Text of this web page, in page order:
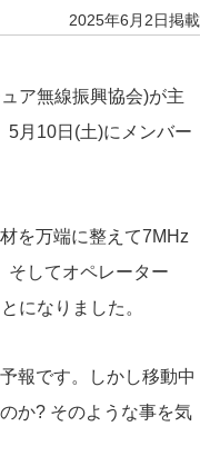
2025年6月2日掲載
ア無線振興協会)が主
5月10日(土)にメンバー
を万端に整えて7MHz
そしてオペレーター
になりました。
報です。しかし移動中
か? そのような事を気